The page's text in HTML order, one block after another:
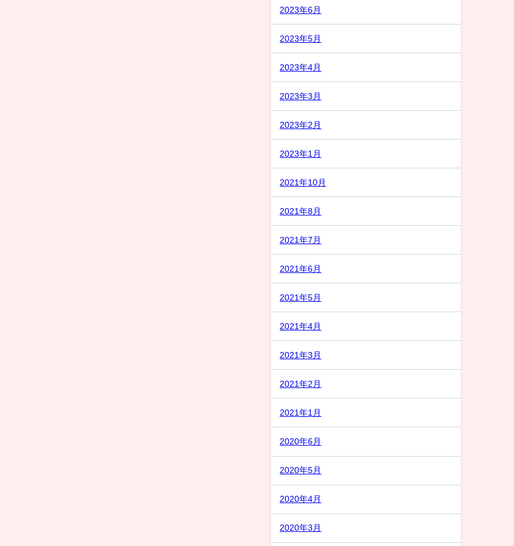
2023年6月
2023年5月
2023年4月
2023年3月
2023年2月
2023年1月
2021年10月
2021年8月
2021年7月
2021年6月
2021年5月
2021年4月
2021年3月
2021年2月
2021年1月
2020年6月
2020年5月
2020年4月
2020年3月